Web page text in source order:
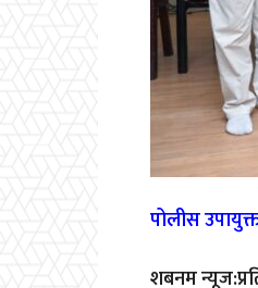
पोलीस
शबनम